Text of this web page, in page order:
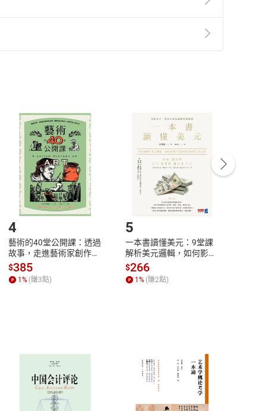
第2條第5款之規定，「非以有形媒介提供之數位
有形媒介提供之數位內容，消費者同意若訂購後
點選「瀏覽訂單明細」
「申請取消訂單/ 退
貨。
付款方式
Payment
完成訂單
Complete
號，下載書籍後看書
4
藝術的40堂公開課：透過
故事，走進藝術家創作現
場，看藝術如何誕生、如
何形塑人類生活【電子
書】
$385
1% (賺3點)
5
一本書讀懂美元：9堂課
解析美元邏輯，如何影響
全球經濟和每個人的投資
【電子書】
$266
1% (賺2點)